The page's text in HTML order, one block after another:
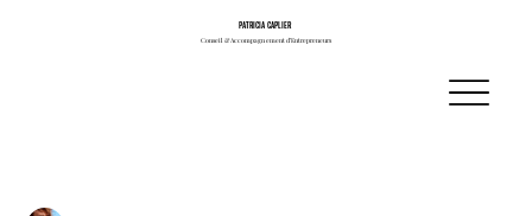
PATRICIA CAPLIER
PATRICIA CAPLIER
Conseil & Accompagnement d’Entrepreneurs
Conseil & Accompagnement d’Entrepreneurs